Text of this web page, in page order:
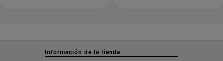
Información de la tienda